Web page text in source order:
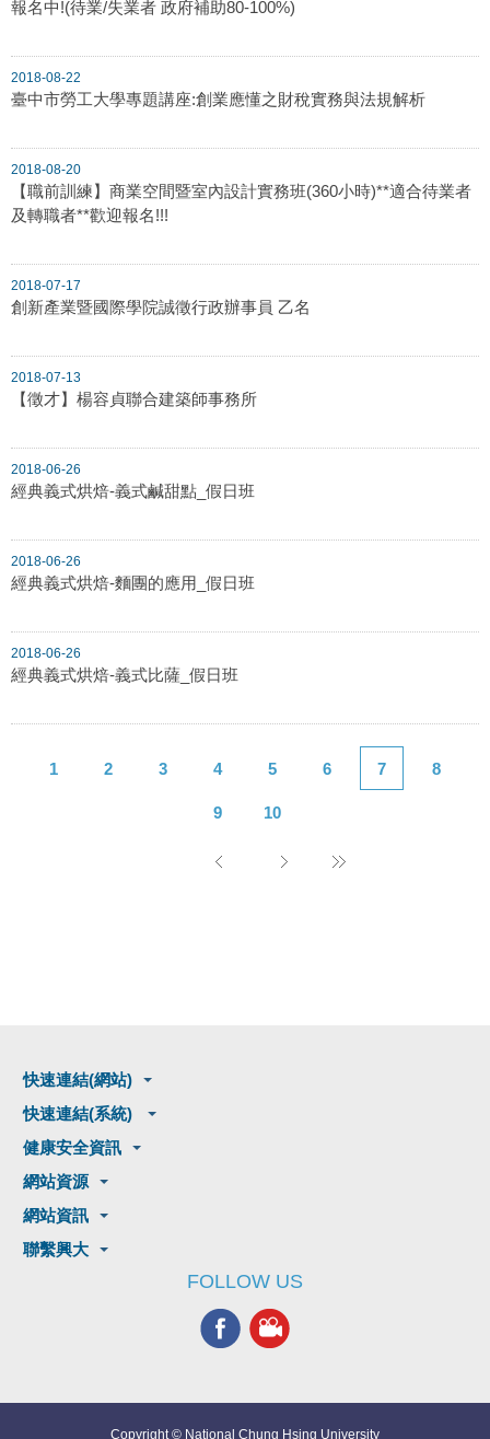
報名中!(待業/失業者 政府補助80-100%)
2018-08-22
臺中市勞工大學專題講座:創業應懂之財稅實務與法規解析
2018-08-20
【職前訓練】商業空間暨室內設計實務班(360小時)**適合待業者
及轉職者**歡迎報名!!!
2018-07-17
創新產業暨國際學院誠徵行政辦事員 乙名
2018-07-13
【徵才】楊容貞聯合建築師事務所
2018-06-26
經典義式烘焙-義式鹹甜點_假日班
2018-06-26
經典義式烘焙-麵團的應用_假日班
2018-06-26
經典義式烘焙-義式比薩_假日班
1 2 3 4 5 6 7 8
9 10
快速連結(網站)
快速連結(系統)
健康安全資訊
網站資源
網站資訊
聯繫興大
FOLLOW US
Copyright © National Chung Hsing University